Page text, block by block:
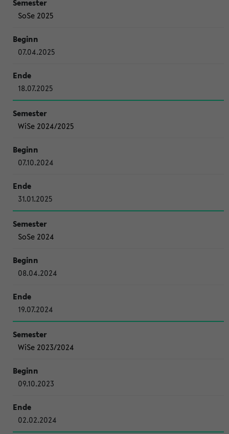
SoSe 2025
07.04.2025
18.07.2025
WiSe 2024/2025
07.10.2024
31.01.2025
SoSe 2024
08.04.2024
19.07.2024
WiSe 2023/2024
09.10.2023
02.02.2024